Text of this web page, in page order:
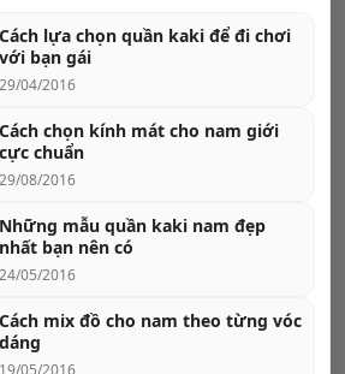
tượng của sự lịch lãm
phối đồ cực chất theo từng hoàn
theo dáng người
QUẦN ÁO NAM
Cách lựa chọn quần kaki để đi chơi
với bạn gái
29/04/2016
Cách chọn kính mát cho nam giới
cực chuẩn
29/08/2016
Những mẫu quần kaki nam đẹp
nhất bạn nên có
24/05/2016
Cách mix đồ cho nam theo từng vóc
dáng
19/05/2016